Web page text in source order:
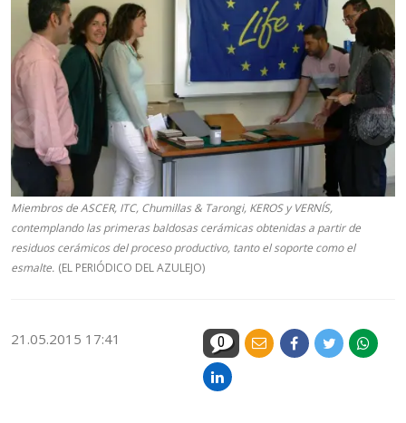
Miembros de ASCER, ITC, Chumillas & Tarongi, KEROS y VERNÍS,
contemplando las primeras baldosas cerámicas obtenidas a partir de
residuos cerámicos del proceso productivo, tanto el soporte como el
esmalte. (EL PERIÓDICO DEL AZULEJO)
21.05.2015 17:41 0